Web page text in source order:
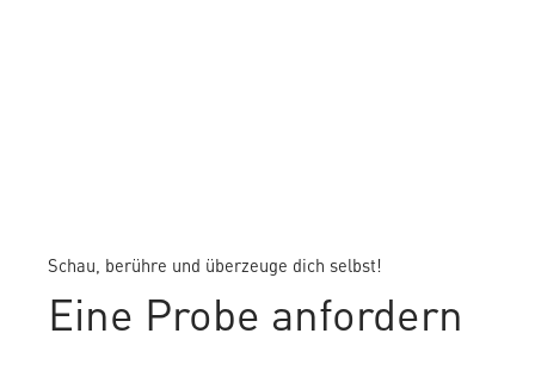
Schau, berühre und überzeuge dich selbst!
Eine Probe anfordern